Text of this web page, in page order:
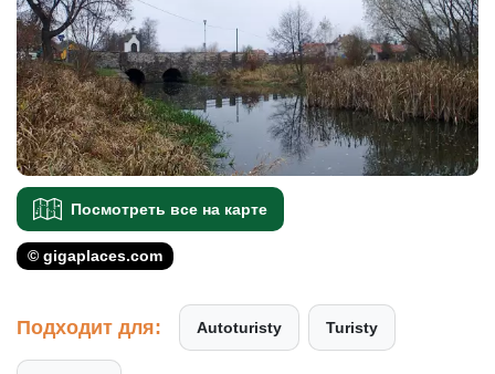
Посмотреть все на карте
© gigaplaces.com
Подходит для: Autoturisty Turisty